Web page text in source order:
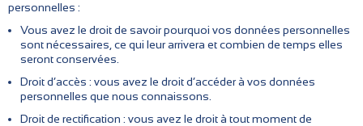
personnelles :
Vous avez le droit de savoir pourquoi vos données personnelles
sont nécessaires, ce qui leur arrivera et combien de temps elles
seront conservées.
Droit d’accès : vous avez le droit d’accéder à vos données
personnelles que nous connaissons.
Droit de rectification : vous avez le droit à tout moment de